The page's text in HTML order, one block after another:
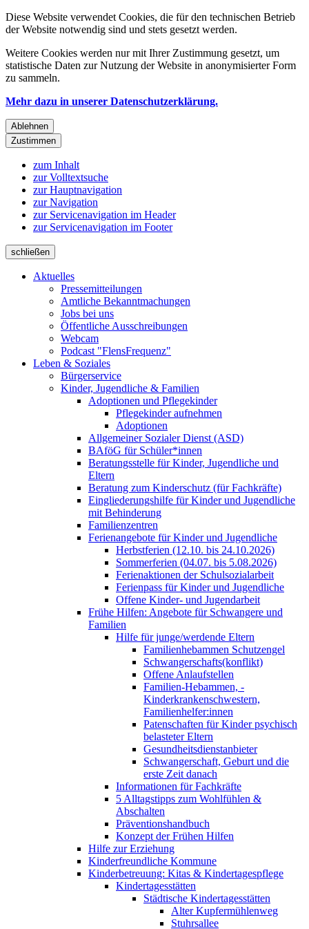
Diese Website verwendet Cookies, die für den technischen Betrieb
der Website notwendig sind und stets gesetzt werden.
Weitere Cookies werden nur mit Ihrer Zustimmung gesetzt, um
statistische Daten zur Nutzung der Website in anonymisierter Form
zu sammeln.
Mehr dazu in unserer Datenschutzerklärung.
Ablehnen
Zustimmen
zum Inhalt
zur Volltextsuche
zur Hauptnavigation
zur Navigation
zur Servicenavigation im Header
zur Servicenavigation im Footer
schließen
Aktuelles
Pressemitteilungen
Amtliche Bekanntmachungen
Jobs bei uns
Öffentliche Ausschreibungen
Webcam
Podcast "FlensFrequenz"
Leben & Soziales
Bürgerservice
Kinder, Jugendliche & Familien
Adoptionen und Pflegekinder
Pflegekinder aufnehmen
Adoptionen
Allgemeiner Sozialer Dienst (ASD)
BAföG für Schüler*innen
Beratungsstelle für Kinder, Jugendliche und
Eltern
Beratung zum Kinderschutz (für Fachkräfte)
Eingliederungshilfe für Kinder und Jugendliche
mit Behinderung
Familienzentren
Ferienangebote für Kinder und Jugendliche
Herbstferien (12.10. bis 24.10.2026)
Sommerferien (04.07. bis 5.08.2026)
Ferienaktionen der Schulsozialarbeit
Ferienpass für Kinder und Jugendliche
Offene Kinder- und Jugendarbeit
Frühe Hilfen: Angebote für Schwangere und
Familien
Hilfe für junge/werdende Eltern
Familienhebammen Schutzengel
Schwangerschafts(konflikt)
Offene Anlaufstellen
Familien-Hebammen, -
Kinderkrankenschwestern,
Familienhelfer:innen
Patenschaften für Kinder psychisch
belasteter Eltern
Gesundheitsdienstanbieter
Schwangerschaft, Geburt und die
erste Zeit danach
Informationen für Fachkräfte
5 Alltagstipps zum Wohlfühlen &
Abschalten
Präventionshandbuch
Konzept der Frühen Hilfen
Hilfe zur Erziehung
Kinderfreundliche Kommune
Kinderbetreuung: Kitas & Kindertagespflege
Kindertagesstätten
Städtische Kindertagesstätten
Alter Kupfermühlenweg
Stuhrsallee